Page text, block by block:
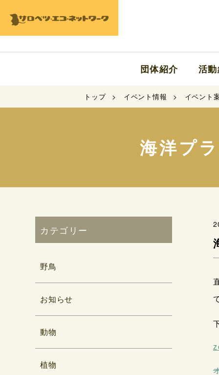
団体紹介 活
トップ イベント情報 イベント
海洋プ
カテゴリー
野鳥
お知らせ
動物
植物